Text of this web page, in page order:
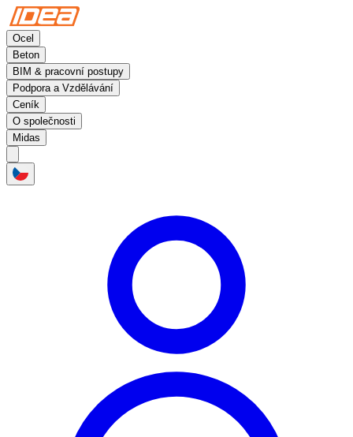
Ocel
Beton
BIM & pracovní postupy
Podpora a Vzdělávání
Ceník
O společnosti
Midas